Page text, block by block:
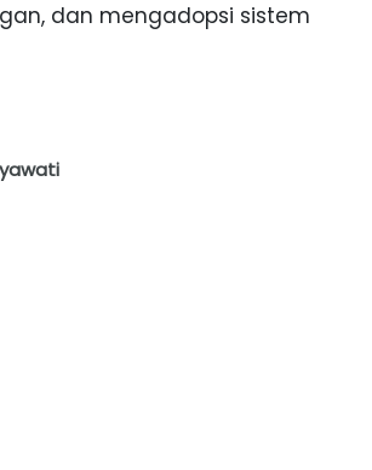
dan mengadopsi sistem